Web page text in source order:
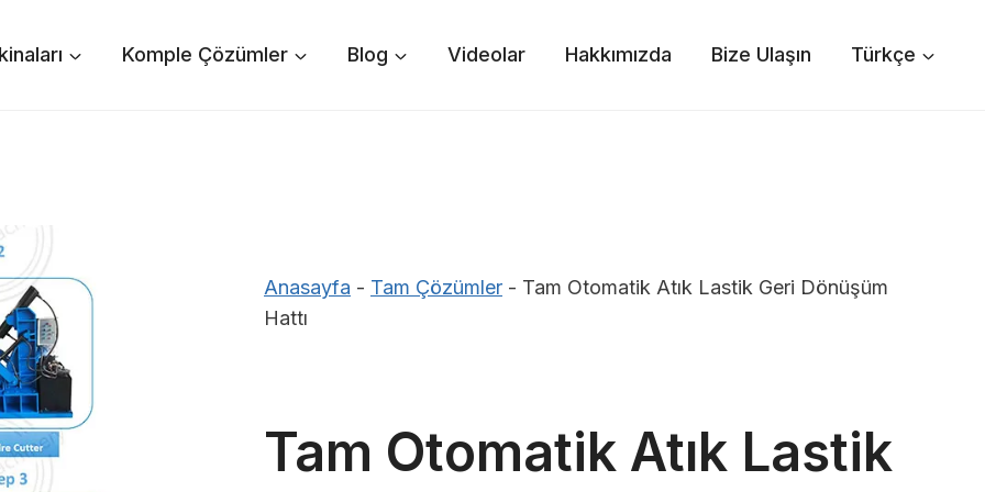
Komple Çözümler Blog Videolar Hakkımızda Bize Ulaşın Türkçe
Anasayfa - Tam Çözümler - Tam Otomatik Atık Lastik Geri Dönüşüm
Hattı
Tam Otomatik Atık Lastik